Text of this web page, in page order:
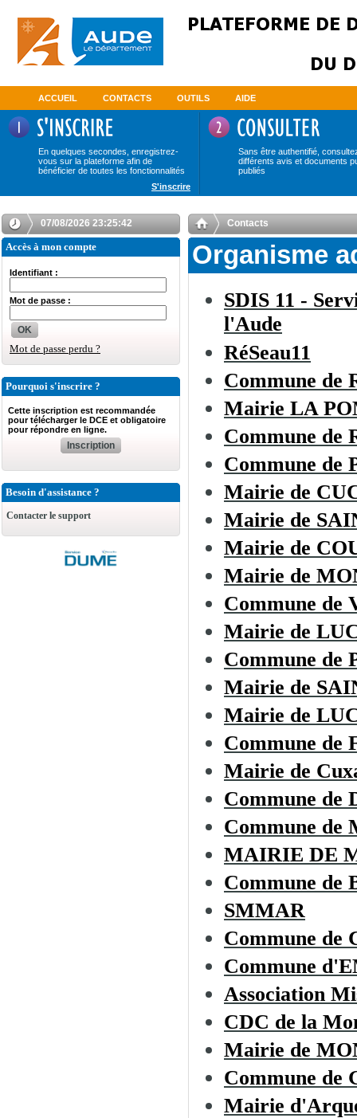
ACCUEIL CONTACTS OUTILS AIDE
En quelques secondes, enregistrez-
vous sur la plateforme afin de
bénéficier de toutes les fonctionnalités
Sans être authentifié,
différents avis et documents
publiés
S'inscrire
07/08/2026 23:25:43
Accès à mon compte
Identifiant :
Mot de passe :
OK
Mot de passe perdu ?
Pourquoi s'inscrire ?
Cette inscription est recommandée
pour télécharger le DCE et obligatoire
pour répondre en ligne.
Inscription
Besoin d'assistance ?
Contacter le support
Contacts
Organisme
SDIS 11 -
l'Aude
RéSeau11
Commune de
Mairie LA
Commune de
Commune de
Mairie de
Mairie de
Mairie de
Mairie de
Commune
Mairie de
Commune de
Mairie de
Mairie de
Commune de
Mairie de
Commune de
Commune de
MAIRIE DE
Commune de
SMMAR
Commune de
Commune
Association
CDC de la
Mairie de
Commune de
Mairie